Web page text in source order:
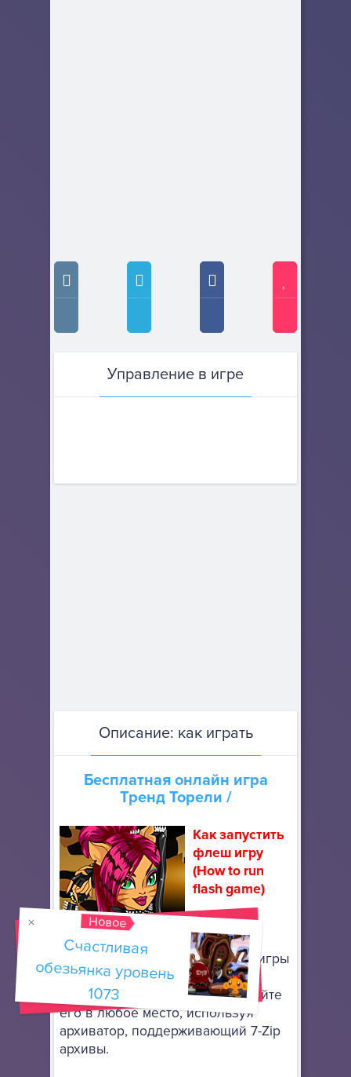
Управление в игре
Описание: как играть
Бесплатная онлайн игра
Тренд Торели /
Как запустить
флеш игру
(How to run
flash game)
Скачайте
портативный браузер Mozilla
, чтобы запускать флеш игры
онлайн. Он не требует особой
установки: просто разархивируйте
его в любое место, используя
архиватор, поддерживающий 7-Zip
архивы.
Новое
Счастливая
обезьянка уровень
1073